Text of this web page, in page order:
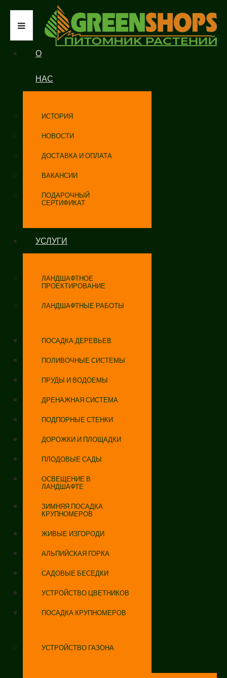
О
НАС
ИСТОРИЯ
НОВОСТИ
ДОСТАВКА И ОПЛАТА
ВАКАНСИИ
ПОДАРОЧНЫЙ
СЕРТИФИКАТ
УСЛУГИ
ЛАНДШАФТНОЕ
ПРОЕКТИРОВАНИЕ
ЛАНДШАФТНЫЕ РАБОТЫ
ПОСАДКА ДЕРЕВЬЕВ
ПОЛИВОЧНЫЕ СИСТЕМЫ
ПРУДЫ И ВОДОЕМЫ
ДРЕНАЖНАЯ СИСТЕМА
ПОДПОРНЫЕ СТЕНКИ
ДОРОЖКИ И ПЛОЩАДКИ
ПЛОДОВЫЕ САДЫ
ОСВЕЩЕНИЕ В
ЛАНДШАФТЕ
ЗИМНЯЯ ПОСАДКА
КРУПНОМЕРОВ
ЖИВЫЕ ИЗГОРОДИ
АЛЬПИЙСКАЯ ГОРКА
САДОВЫЕ БЕСЕДКИ
УСТРОЙСТВО ЦВЕТНИКОВ
ПОСАДКА КРУПНОМЕРОВ
УСТРОЙСТВО ГАЗОНА